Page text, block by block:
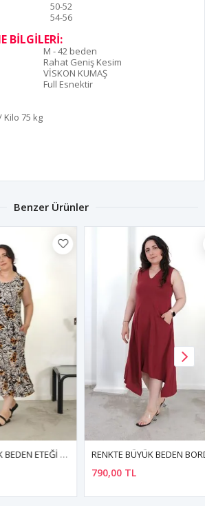
50-52
54-56
BİLGİLERİ:
M - 42 beden
Rahat Geniş Kesim
VİSKON KUMAŞ
Full Esnektir
Kilo 75 kg
Benzer Ürünler
RENKTE BÜYÜK BEDEN ETEĞİ BÜZGÜLÜ KALIN ASKILI DESENLİ ELBİSE RENKTE BÜYÜK BEDEN BORDO ELBİSE
790,00 TL